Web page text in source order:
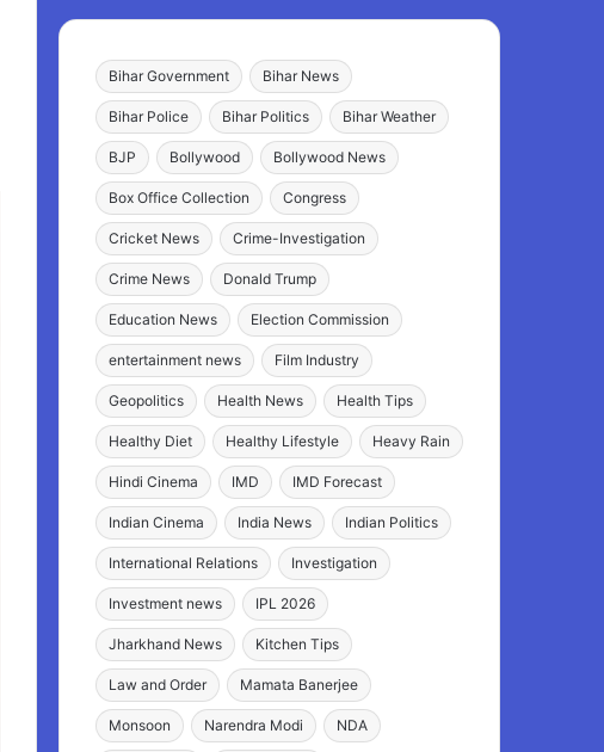
Bihar Government Bihar News
Bihar Police Bihar Politics Bihar Weather
BJP Bollywood Bollywood News
Box Office Collection Congress
Cricket News Crime-Investigation
Crime News Donald Trump
Education News Election Commission
entertainment news Film Industry
Geopolitics Health News Health Tips
Healthy Diet Healthy Lifestyle Heavy Rain
Hindi Cinema IMD IMD Forecast
Indian Cinema India News Indian Politics
International Relations Investigation
Investment news IPL 2026
Jharkhand News Kitchen Tips
Law and Order Mamata Banerjee
Monsoon Narendra Modi NDA